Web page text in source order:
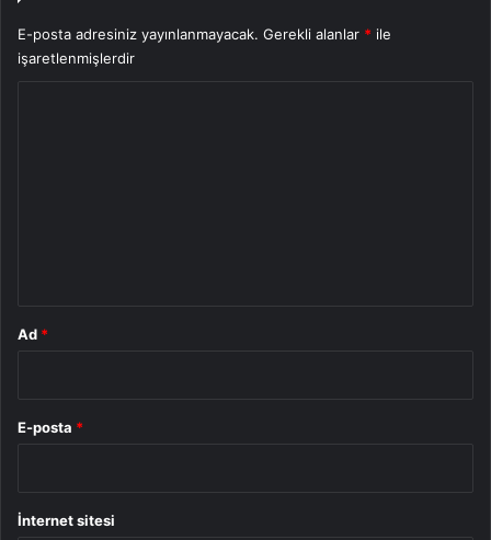
E-posta adresiniz yayınlanmayacak. Gerekli alanlar * ile
işaretlenmişlerdir
Ad *
E-posta *
İnternet sitesi